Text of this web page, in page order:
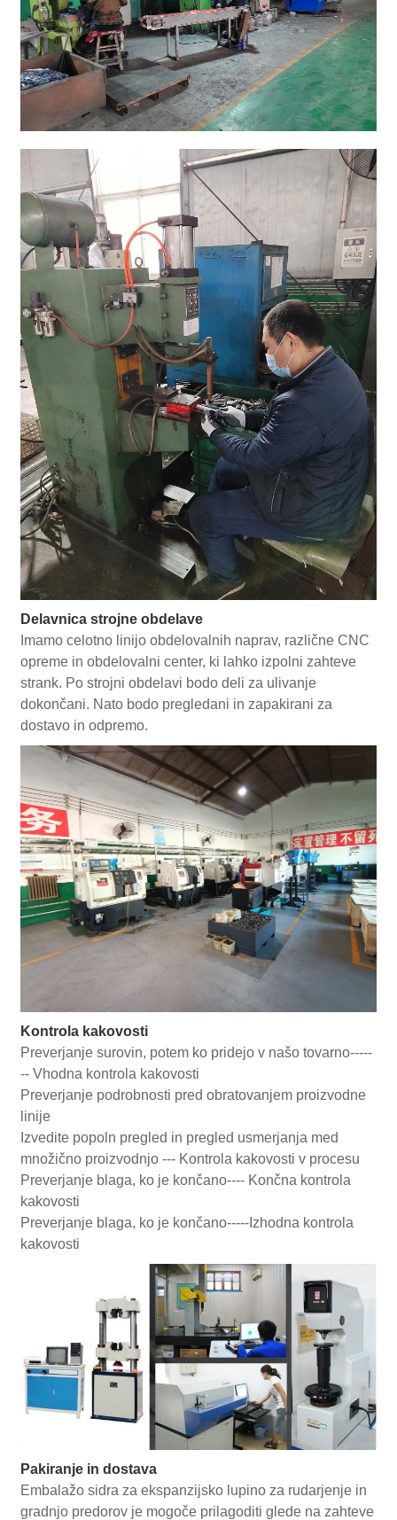
Delavnica strojne obdelave
Imamo celotno linijo obdelovalnih naprav, različne CNC
opreme in obdelovalni center, ki lahko izpolni zahteve
strank. Po strojni obdelavi bodo deli za ulivanje
dokončani. Nato bodo pregledani in zapakirani za
dostavo in odpremo.
Kontrola kakovosti
Preverjanje surovin, potem ko pridejo v našo tovarno-----
-- Vhodna kontrola kakovosti
Preverjanje podrobnosti pred obratovanjem proizvodne
linije
Izvedite popoln pregled in pregled usmerjanja med
množično proizvodnjo --- Kontrola kakovosti v procesu
Preverjanje blaga, ko je končano---- Končna kontrola
kakovosti
Preverjanje blaga, ko je končano-----Izhodna kontrola
kakovosti
Pakiranje in dostava
Embalažo sidra za ekspanzijsko lupino za rudarjenje in
gradnjo predorov je mogoče prilagoditi glede na zahteve